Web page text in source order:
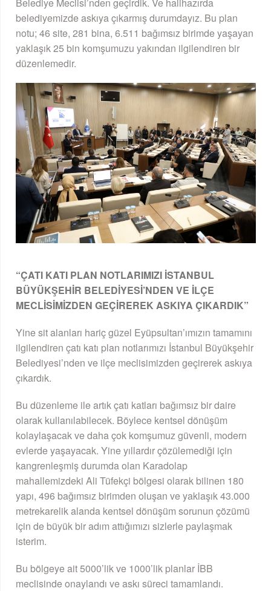
belediyemizde askıya çıkarmış durumdayız. Bu plan
notu; 46 site, 281 bina, 6.511 bağımsız birimde yaşayan
yaklaşık 25 bin komşumuzu yakından ilgilendiren bir
düzenlemedir.
“ÇATI KATI PLAN NOTLARIMIZI İSTANBUL
BÜYÜKŞEHİR BELEDİYESİ’NDEN VE İLÇE
MECLİSİMİZDEN GEÇİREREK ASKIYA ÇIKARDIK”
Yine sit alanları hariç güzel Eyüpsultan’ımızın tamamını
ilgilendiren çatı katı plan notlarımızı İstanbul Büyükşehir
Belediyesi’nden ve ilçe meclisimizden geçirerek askıya
çıkardık.
Bu düzenleme ile artık çatı katları bağımsız bir daire
olarak kullanılabilecek. Böylece kentsel dönüşüm
kolaylaşacak ve daha çok komşumuz güvenli, modern
evlerde yaşayacak. Yine yıllardır çözülemediği için
kangrenleşmiş durumda olan Karadolap
mahallemizdeki Ali Tüfekçi bölgesi olarak bilinen 180
yapı, 496 bağımsız birimden oluşan ve yaklaşık 43.000
metrekarelik alanda kentsel dönüşüm sorunun çözümü
için de büyük bir adım attığımızı sizlerle paylaşmak
isterim.
Bu bölgeye ait 5000’lik ve 1000’lik planlar İBB
meclisinde onaylandı ve askı süreci tamamlandı.